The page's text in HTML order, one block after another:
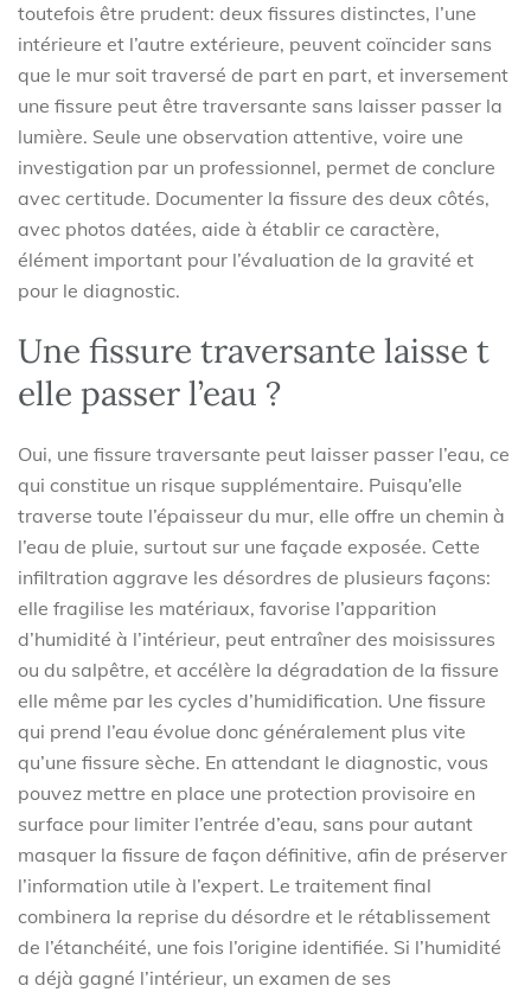
toutefois être prudent: deux fissures distinctes, l’une
intérieure et l’autre extérieure, peuvent coïncider sans
que le mur soit traversé de part en part, et inversement
une fissure peut être traversante sans laisser passer la
lumière. Seule une observation attentive, voire une
investigation par un professionnel, permet de conclure
avec certitude. Documenter la fissure des deux côtés,
avec photos datées, aide à établir ce caractère,
élément important pour l’évaluation de la gravité et
pour le diagnostic.
Une fissure traversante laisse t
elle passer l’eau ?
Oui, une fissure traversante peut laisser passer l’eau, ce
qui constitue un risque supplémentaire. Puisqu’elle
traverse toute l’épaisseur du mur, elle offre un chemin à
l’eau de pluie, surtout sur une façade exposée. Cette
infiltration aggrave les désordres de plusieurs façons:
elle fragilise les matériaux, favorise l’apparition
d’humidité à l’intérieur, peut entraîner des moisissures
ou du salpêtre, et accélère la dégradation de la fissure
elle même par les cycles d’humidification. Une fissure
qui prend l’eau évolue donc généralement plus vite
qu’une fissure sèche. En attendant le diagnostic, vous
pouvez mettre en place une protection provisoire en
surface pour limiter l’entrée d’eau, sans pour autant
masquer la fissure de façon définitive, afin de préserver
l’information utile à l’expert. Le traitement final
combinera la reprise du désordre et le rétablissement
de l’étanchéité, une fois l’origine identifiée. Si l’humidité
a déjà gagné l’intérieur, un examen de ses